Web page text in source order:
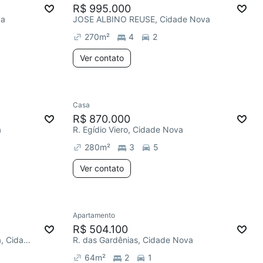
R$ 995.000
JOSE ALBINO REUSE, Cidade Nova
270m² 4 2
Ver contato
Casa
R$ 870.000
R. Egídio Viero, Cidade Nova
280m² 3 5
Ver contato
Cabo P M Almir Farias da Costa, Cidade Nova
Apartamento
R$ 504.100
R. das Gardênias, Cidade Nova
64m² 2 1